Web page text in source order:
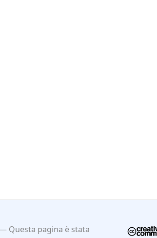
Questa pagina è stata